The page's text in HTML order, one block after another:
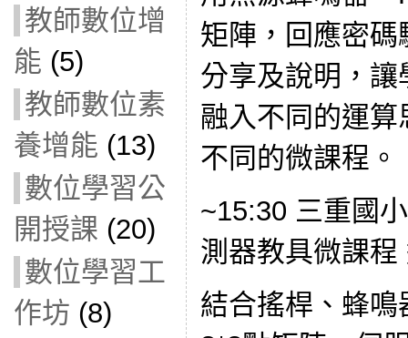
教師數位增
能 (5)
教師數位素
養增能 (13)
數位學習公
開授課 (20)
數位學習工
作坊 (8)
矩陣，回應密
分享及說明，
融入不同的運
不同的微課程。
~15:30 三重國
測器教具微課
結合搖桿、蜂